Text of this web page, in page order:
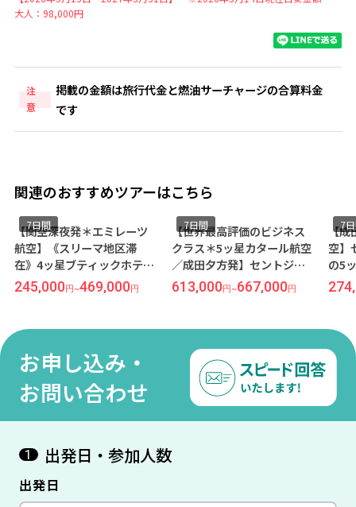
大人：98,000円
注
意
掲載の金額は旅行代金と燃油サーチャージの合算料金
です
関連のおすすめツアーはこちら
【関空深夜発＊エミレーツ
航空】《スリーマ地区滞
在》4ッ星ブティックホテル
『ザ ビクトリア ホテル』指
定◆紺碧の地中海リゾート
7日間
245,000円~469,000円
【世界最高評価のビジネス
クラス＊5ッ星カタール航空
／成田夕方発】セントジュ
リアン地区の5ッ星ホテル
『HILTON MALTA/ヒルトン
海リゾート＜マルタ島＞7日
7日間
613,000円~667,000円
【
空】
の5
マル
海
7
お申し込み・
お問い合わせ
1 出発日・参加人数
出発日